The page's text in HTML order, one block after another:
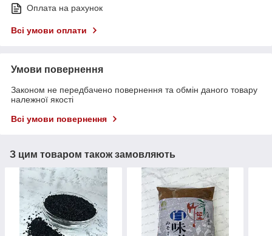
Оплата на рахунок
Всі умови оплати
Умови повернення
Законом не передбачено повернення та обмін даного товару
належної якості
Всі умови повернення
З цим товаром також замовляють